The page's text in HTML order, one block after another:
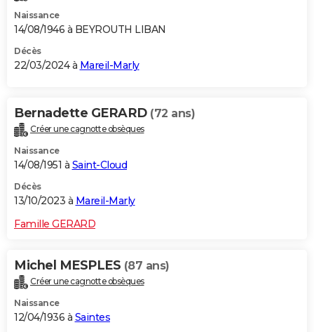
Naissance
14/08/1946 à BEYROUTH LIBAN
Décès
22/03/2024 à Mareil-Marly
Bernadette GERARD (72 ans)
Créer une cagnotte obsèques
Naissance
14/08/1951 à Saint-Cloud
Décès
13/10/2023 à Mareil-Marly
Famille GERARD
Michel MESPLES (87 ans)
Créer une cagnotte obsèques
Naissance
12/04/1936 à Saintes